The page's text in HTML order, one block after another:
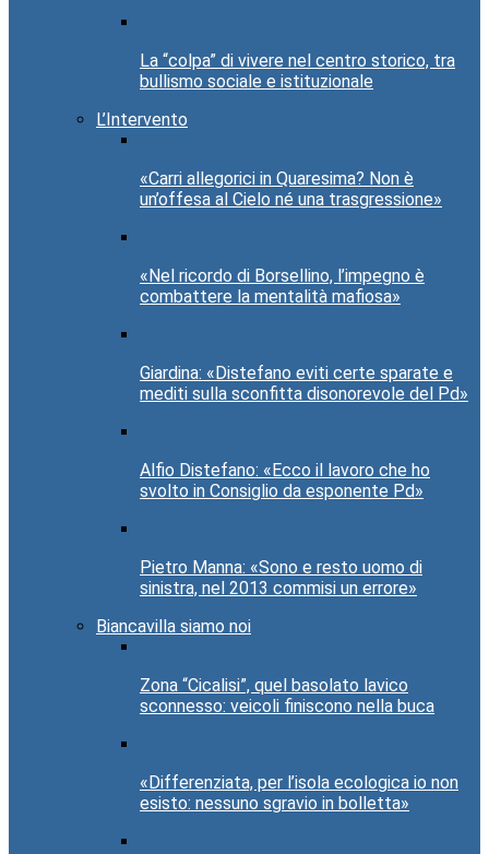
La “colpa” di vivere nel centro storico, tra
bullismo sociale e istituzionale
L’Intervento
«Carri allegorici in Quaresima? Non è
un’offesa al Cielo né una trasgressione»
«Nel ricordo di Borsellino, l’impegno è
combattere la mentalità mafiosa»
Giardina: «Distefano eviti certe sparate e
mediti sulla sconfitta disonorevole del Pd»
Alfio Distefano: «Ecco il lavoro che ho
svolto in Consiglio da esponente Pd»
Pietro Manna: «Sono e resto uomo di
sinistra, nel 2013 commisi un errore»
Biancavilla siamo noi
Zona “Cicalisi”, quel basolato lavico
sconnesso: veicoli finiscono nella buca
«Differenziata, per l’isola ecologica io non
esisto: nessuno sgravio in bolletta»